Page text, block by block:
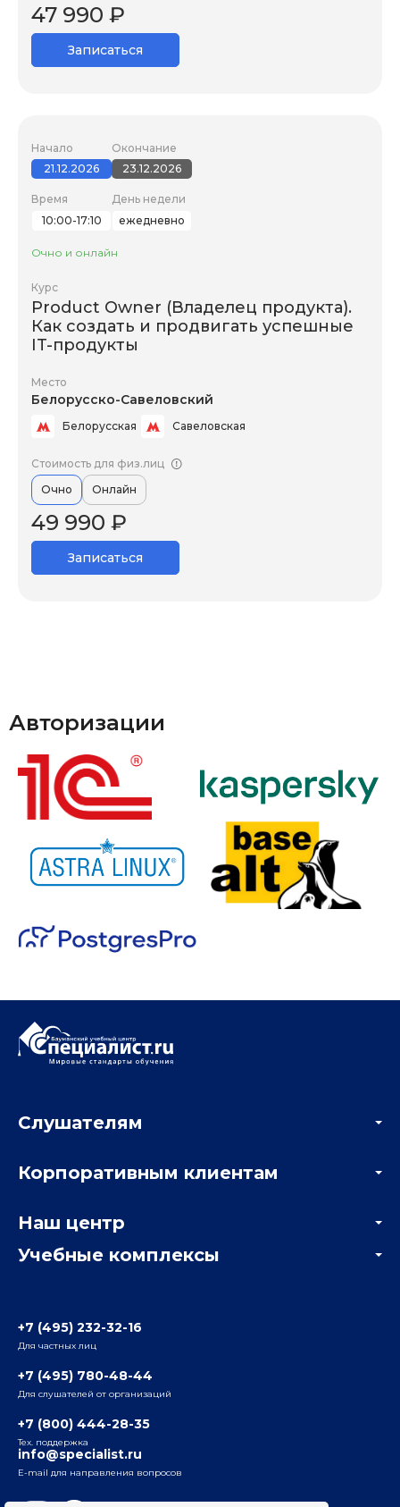
47 990 ₽
Записаться
Начало
21.12.2026
Окончание
23.12.2026
Время
10:00-17:10
День недели
ежедневно
Очно и онлайн
Курс
Product Owner (Владелец продукта).
Как создать и продвигать успешные
IT-продукты
Место
Белорусско-Савеловский
Белорусская Савеловская
Стоимость для физ.лиц
Очно
Онлайн
49 990 ₽
Записаться
Авторизации
Учебные комплексы
Радио
ул. Радио, д.24, корпус 1, 2-й подъезд, 2-й этаж
ул. Воронцовская, д. 35Б, корп.2, 5-й этаж
Бауманский
ул. Бауманская, д. 6, стр. 2, бизнес-центр «Виктория
Слушателям
Мастер-классы и вебинары
Корпоративным клиентам
Отзывы компаний
Наш центр
Информация о центре
+7 (495) 232-32-16
Для частных лиц
+7 (495) 780-48-44
Для слушателей от организаций
+7 (800) 444-28-35
Тех. поддержка
info@specialist.ru
E-mail для направления вопросов